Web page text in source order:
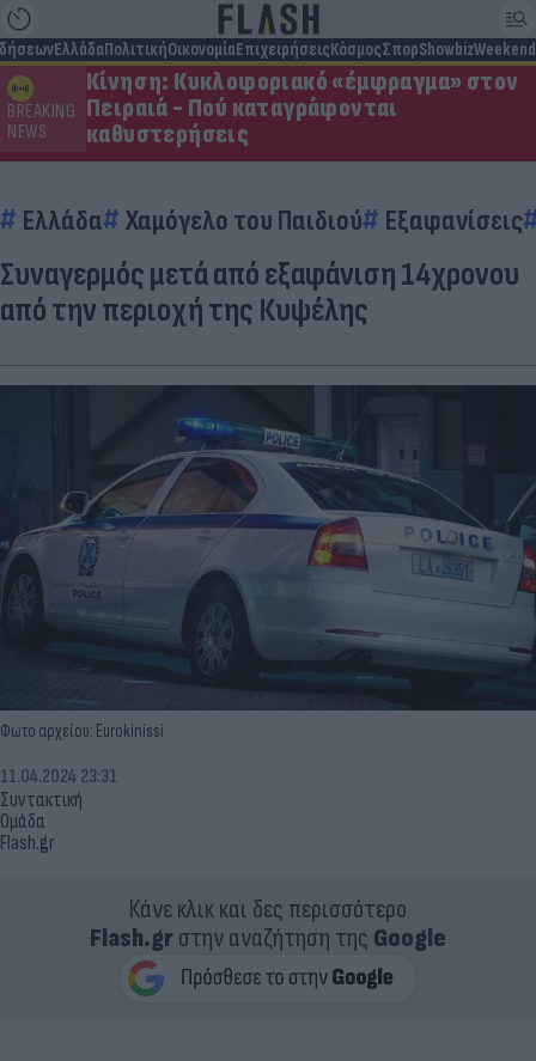
ΕλλάδαΠολιτικήΟικονομίαΕπιχειρήσειςΚόσμοςΣπορShowbizWeekend
BREAKING
NEWS
Κίνηση: Κυκλοφοριακό «έμφραγμα» στον
Πειραιά - Πού καταγράφονται
καθυστερήσεις
Ελλάδα Χαμόγελο του Παιδιού Εξαφανίσεις
Συναγερμός μετά από εξαφάνιση 14χρονου
από την περιοχή της Κυψέλης
Φωτο αρχείου: Eurokinissi
Συντακτική
Ομάδα
Flash.gr
11.04.2024 23:31
Κάνε κλικ και δες περισσότερο
Flash.grστην αναζήτηση της Google